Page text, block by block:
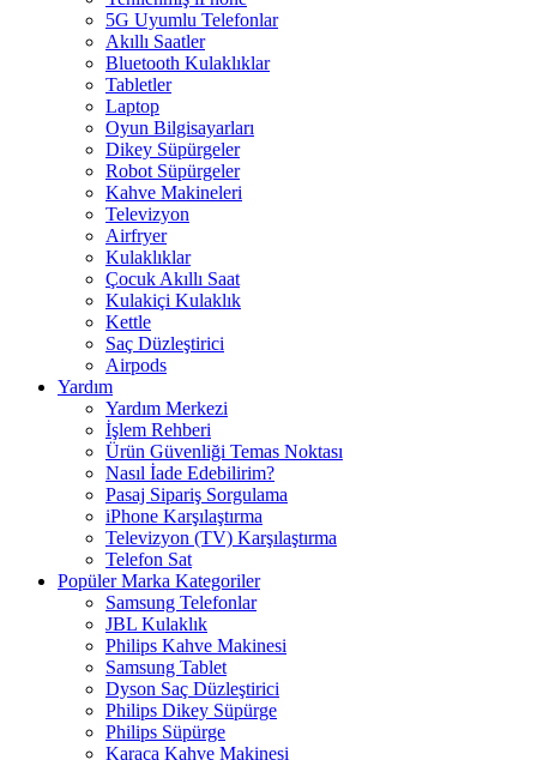
5G Uyumlu Telefonlar
Akıllı Saatler
Bluetooth Kulaklıklar
Tabletler
Laptop
Oyun Bilgisayarları
Dikey Süpürgeler
Robot Süpürgeler
Kahve Makineleri
Televizyon
Airfryer
Kulaklıklar
Çocuk Akıllı Saat
Kulakiçi Kulaklık
Kettle
Saç Düzleştirici
Airpods
Yardım
Yardım Merkezi
İşlem Rehberi
Ürün Güvenliği Temas Noktası
Nasıl İade Edebilirim?
Pasaj Sipariş Sorgulama
iPhone Karşılaştırma
Televizyon (TV) Karşılaştırma
Telefon Sat
Popüler Marka Kategoriler
Samsung Telefonlar
JBL Kulaklık
Philips Kahve Makinesi
Samsung Tablet
Dyson Saç Düzleştirici
Philips Dikey Süpürge
Philips Süpürge
Karaca Kahve Makinesi